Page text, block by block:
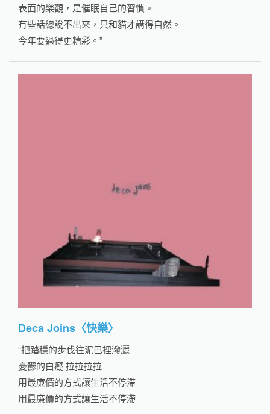
表面的樂觀，是催眠自己的習慣。
有些話總說不出來，只和貓才講得自然。
今年要過得更精彩。”
Deca Joins〈快樂〉
“把踏穩的步伐往泥巴裡潑灑
憂鬱的白癡 拉拉拉拉
用最廉價的方式讓生活不停滯
用最廉價的方式讓生活不停滯